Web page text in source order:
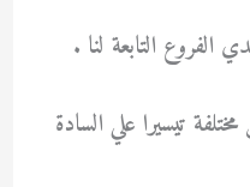
التابعة لنا .
تيسيرا علي السادة